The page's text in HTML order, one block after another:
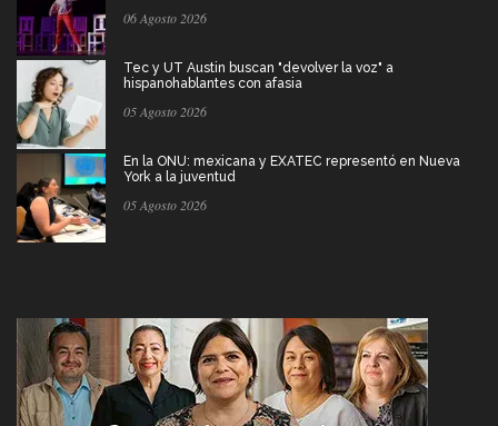
06 Agosto 2026
Tec y UT Austin buscan "devolver la voz" a
hispanohablantes con afasia
05 Agosto 2026
En la ONU: mexicana y EXATEC representó en Nueva
York a la juventud
05 Agosto 2026